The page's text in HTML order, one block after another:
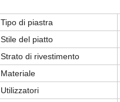
Tipo di piastra
Stile del piatto
Strato di rivestimento
Materiale
Utilizzatori